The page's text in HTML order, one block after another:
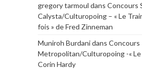
gregory tarmoul dans Concours
Calysta/Culturopoing – « Le
fois » de Fred Zinneman
Muniroh Burdanidans Concours
Metropolitan/Culturopoing -«
Corin Hardy